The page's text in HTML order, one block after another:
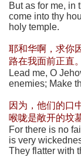
But as for me, in
come into thy
holy temple.
耶和华啊，求你
路在我面前正直。
Lead me, O
enemies; Make
因为，他们的口
喉咙是敞开的坟
For there is no
is very
They flatter with